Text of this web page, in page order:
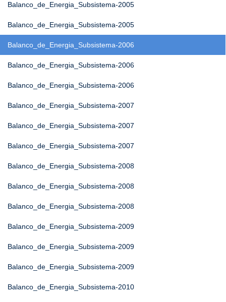
Balanco_de_Energia_Subsistema-2005
Balanco_de_Energia_Subsistema-2005
Balanco_de_Energia_Subsistema-2006
Balanco_de_Energia_Subsistema-2006
Balanco_de_Energia_Subsistema-2006
Balanco_de_Energia_Subsistema-2007
Balanco_de_Energia_Subsistema-2007
Balanco_de_Energia_Subsistema-2007
Balanco_de_Energia_Subsistema-2008
Balanco_de_Energia_Subsistema-2008
Balanco_de_Energia_Subsistema-2008
Balanco_de_Energia_Subsistema-2009
Balanco_de_Energia_Subsistema-2009
Balanco_de_Energia_Subsistema-2009
Balanco_de_Energia_Subsistema-2010